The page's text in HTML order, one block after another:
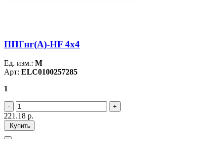
ППГнг(А)-HF 4х4
Ед. изм.: М
Арт: ELC0100257285
1
221.18 р.
Купить